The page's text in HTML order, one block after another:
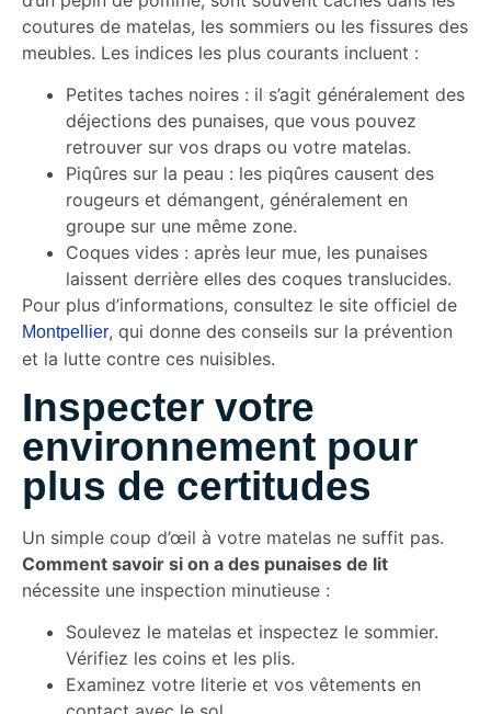
coutures de matelas, les sommiers ou les fissures des
meubles. Les indices les plus courants incluent :
Petites taches noires : il s’agit généralement des
déjections des punaises, que vous pouvez
retrouver sur vos draps ou votre matelas.
Piqûres sur la peau : les piqûres causent des
rougeurs et démangent, généralement en
groupe sur une même zone.
Coques vides : après leur mue, les punaises
laissent derrière elles des coques translucides.
Pour plus d’informations, consultez le site officiel de
Montpellier, qui donne des conseils sur la prévention
et la lutte contre ces nuisibles.
Inspecter votre
environnement pour
plus de certitudes
Un simple coup d’œil à votre matelas ne suffit pas.
Comment savoir si on a des punaises de lit
nécessite une inspection minutieuse :
Soulevez le matelas et inspectez le sommier.
Vérifiez les coins et les plis.
Examinez votre literie et vos vêtements en